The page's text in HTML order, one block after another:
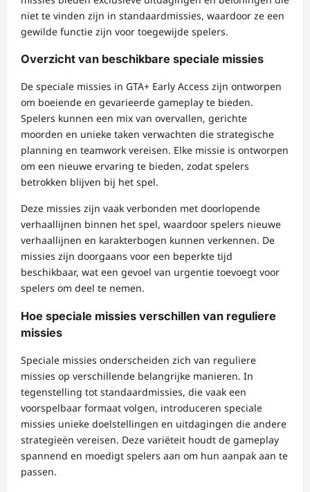
niet te vinden zijn in standaardmissies, waardoor ze een
gewilde functie zijn voor toegewijde spelers.
Overzicht van beschikbare speciale missies
De speciale missies in GTA+ Early Access zijn ontworpen
om boeiende en gevarieerde gameplay te bieden.
Spelers kunnen een mix van overvallen, gerichte
moorden en unieke taken verwachten die strategische
planning en teamwork vereisen. Elke missie is ontworpen
om een nieuwe ervaring te bieden, zodat spelers
betrokken blijven bij het spel.
Deze missies zijn vaak verbonden met doorlopende
verhaallijnen binnen het spel, waardoor spelers nieuwe
verhaallijnen en karakterbogen kunnen verkennen. De
missies zijn doorgaans voor een beperkte tijd
beschikbaar, wat een gevoel van urgentie toevoegt voor
spelers om deel te nemen.
Hoe speciale missies verschillen van reguliere
missies
Speciale missies onderscheiden zich van reguliere
missies op verschillende belangrijke manieren. In
tegenstelling tot standaardmissies, die vaak een
voorspelbaar formaat volgen, introduceren speciale
missies unieke doelstellingen en uitdagingen die andere
strategieën vereisen. Deze variëteit houdt de gameplay
spannend en moedigt spelers aan om hun aanpak aan te
passen.